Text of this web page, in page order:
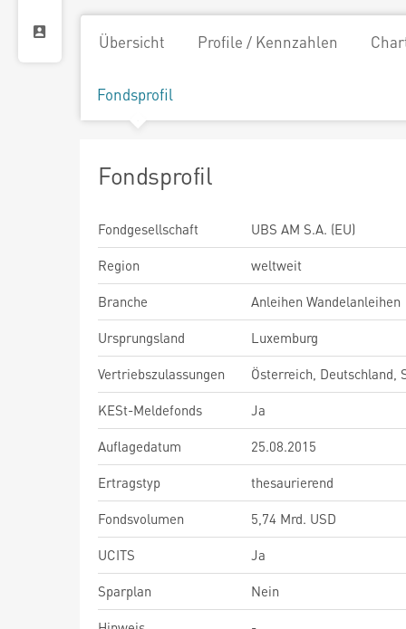
Übersicht Profile / Kennzahlen
Fondsprofil
Fondsprofil
Fondgesellschaft
UBS AM S.A. (EU)
Region
weltweit
Branche
Anleihen Wandelanleihen
Ursprungsland
Luxemburg
Vertriebszulassungen
Österreich, Deutschland,
KESt-Meldefonds
Ja
Auflagedatum
25.08.2015
Ertragstyp
thesaurierend
Fondsvolumen
5,74 Mrd. USD
UCITS
Ja
Sparplan
Nein